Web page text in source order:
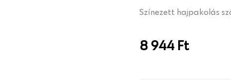
Színezett hajpakolás
8 944 Ft